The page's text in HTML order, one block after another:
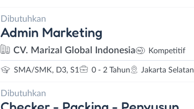
Dibutuhkan
Admin Marketing
CV. Marizal Global Indonesia Kompetitif
SMA/SMK, D3, S1 0 - 2 Tahun Jakarta Selatan
Dibutuhkan